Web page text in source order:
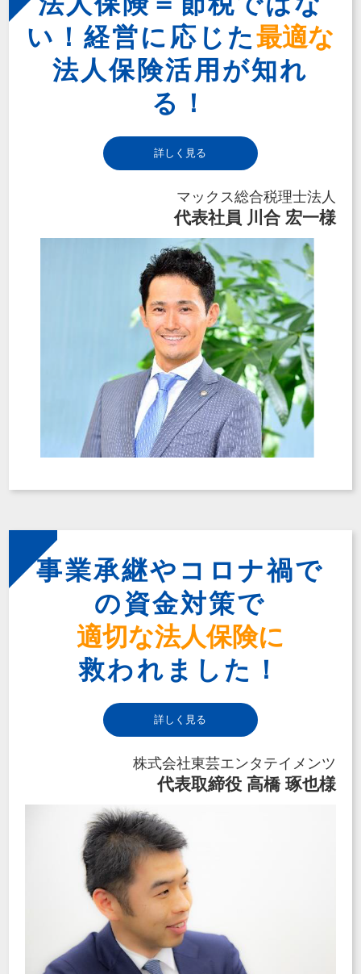
い！経営に応じた最適な
法人保険活用が知れ
る！
詳しく見る
マックス総合税理士法人
代表社員 川合 宏一様
事業承継やコロナ禍で
の資金対策で
適切な法人保険に
救われました！
詳しく見る
株式会社東芸エンタテイメンツ
代表取締役 高橋 琢也様